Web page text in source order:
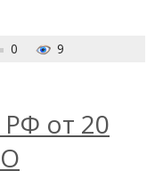
0
9
РФ от 20